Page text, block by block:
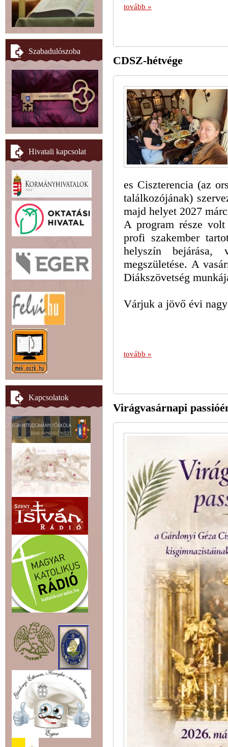
Szabadulószoba
Hivatali kapcsolat
Kapcsolatok
tovább »
CDSZ-hétvége
es Ciszterencia (az
találkozójának)
majd helyet 2027
A program része
profi szakember
helyszín bejárása,
megszületése. A
Diákszövetség
Várjuk a jövő évi
tovább »
Virágvasárnapi